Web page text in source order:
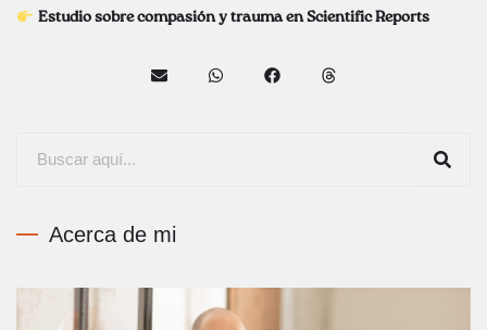
Estudio sobre compasión y trauma en Scientific Reports
Acerca de mi